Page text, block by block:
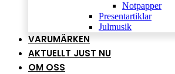
Notpapper
Presentartiklar
Julmusik
VARUMÄRKEN
AKTUELLT JUST NU
OM OSS